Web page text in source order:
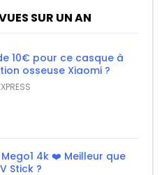
SUR UN AN
10€ pour ce casque à
osseuse Xiaomi ?
4k ❤️ Meilleur que
Stick ?